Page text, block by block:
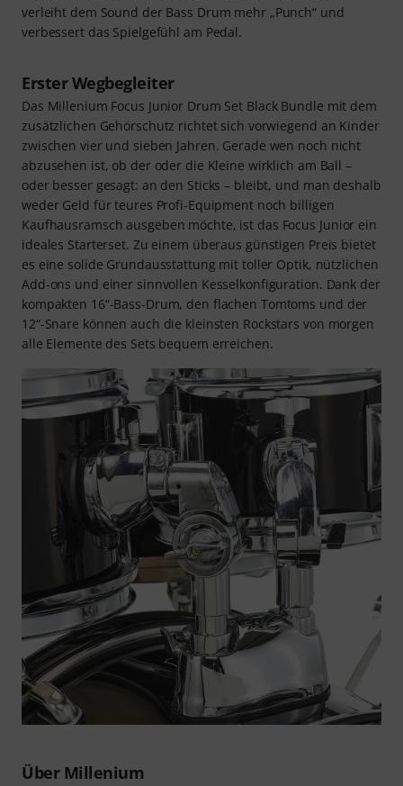
verleiht dem Sound der Bass Drum mehr „Punch“ und
verbessert das Spielgefühl am Pedal.
Erster Wegbegleiter
Das Millenium Focus Junior Drum Set Black Bundle mit dem
zusätzlichen Gehörschutz richtet sich vorwiegend an Kinder
zwischen vier und sieben Jahren. Gerade wen noch nicht
abzusehen ist, ob der oder die Kleine wirklich am Ball –
oder besser gesagt: an den Sticks – bleibt, und man deshalb
weder Geld für teures Profi-Equipment noch billigen
Kaufhausramsch ausgeben möchte, ist das Focus Junior ein
ideales Starterset. Zu einem überaus günstigen Preis bietet
es eine solide Grundausstattung mit toller Optik, nützlichen
Add-ons und einer sinnvollen Kesselkonfiguration. Dank der
kompakten 16“-Bass-Drum, den flachen Tomtoms und der
12“-Snare können auch die kleinsten Rockstars von morgen
alle Elemente des Sets bequem erreichen.
Über Millenium